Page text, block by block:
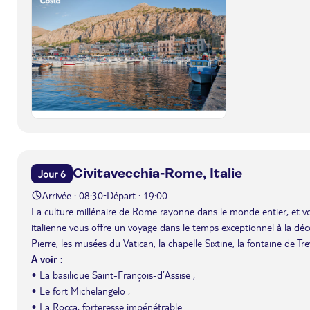
Jour 6 Civitavecchia-Rome, Italie
Arrivée : 08:30-Départ : 19:00
La culture millénaire de Rome rayonne dans le monde entier, et
italienne vous offre un voyage dans le temps exceptionnel à la
Pierre, les musées du Vatican, la chapelle Sixtine, la fontaine de
A voir :
• La basilique Saint-François-d’Assise ;
• Le fort Michelangelo ;
• La Rocca, forteresse impénétrable.